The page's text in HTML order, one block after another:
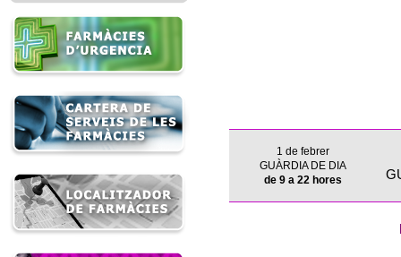
1 de febrer
GUÀRDIA DE DIA
de 9 a 22 hores